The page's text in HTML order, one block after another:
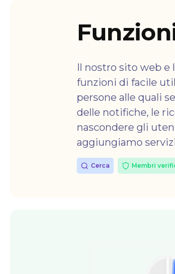
Il nostro sito web e
funzioni di facile
persone alle quali
delle notifiche, le
nascondere gli
aggiungiamo
Cerca Membri